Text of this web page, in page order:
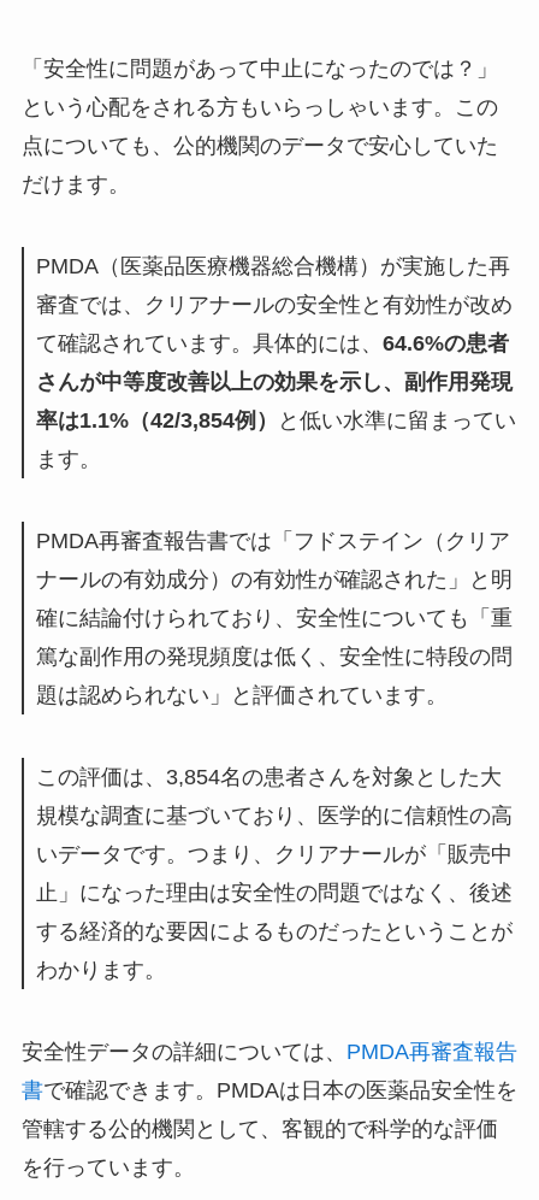
「安全性に問題があって中止になったのでは？」
という心配をされる方もいらっしゃいます。この
点についても、公的機関のデータで安心していた
だけます。
PMDA（医薬品医療機器総合機構）が実施した再
審査では、クリアナールの安全性と有効性が改め
て確認されています。具体的には、 64.6%の患者
さんが中等度改善以上の効果を示し、副作用発現
率は1.1%（42/3,854例）
と低い水準に留まってい
ます。
PMDA再審査報告書では「フドステイン（クリア
ナールの有効成分）の有効性が確認された」と明
確に結論付けられており、安全性についても「重
篤な副作用の発現頻度は低く、安全性に特段の問
題は認められない」と評価されています。
この評価は、3,854名の患者さんを対象とした大
規模な調査に基づいており、医学的に信頼性の高
いデータです。つまり、クリアナールが「販売中
止」になった理由は安全性の問題ではなく、後述
する経済的な要因によるものだったということが
わかります。
安全性データの詳細については、 PMDA再審査報告
書で確認できます。PMDAは日本の医薬品安全性を
管轄する公的機関として、客観的で科学的な評価
を行っています。